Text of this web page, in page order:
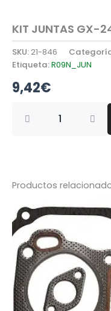
KIT JUNTAS GX-
SKU:21-846
Etiqueta:R09N_JUN
9,42€
JUNTAS
Productos